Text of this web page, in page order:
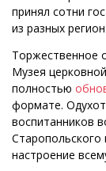
принял сотни
из разных
Торжественное
Музея
полностью
формате.
воспитанников
настроение